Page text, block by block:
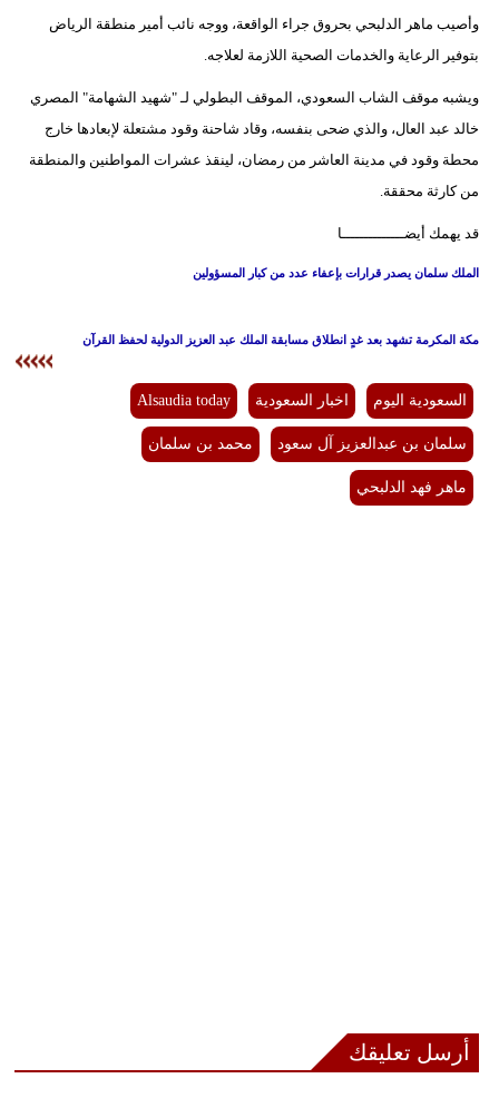
وأصيب ماهر الدلبحي بحروق جراء الواقعة، ووجه نائب أمير منطقة الرياض
بتوفير الرعاية والخدمات الصحية اللازمة لعلاجه.
ويشبه موقف الشاب السعودي، الموقف البطولي لـ "شهيد الشهامة" المصري
خالد عبد العال، والذي ضحى بنفسه، وقاد شاحنة وقود مشتعلة لإبعادها خارج
محطة وقود في مدينة العاشر من رمضان، لينقذ عشرات المواطنين والمنطقة
من كارثة محققة.
قد يهمك أيضــــــــــــــا
الملك سلمان يصدر قرارات بإعفاء عدد من كبار المسؤولين
مكة المكرمة تشهد بعد غدٍ انطلاق مسابقة الملك عبد العزيز الدولية لحفظ القرآن
السعودية اليوم اخبار السعودية Alsaudia today
سلمان بن عبدالعزيز آل سعود محمد بن سلمان
ماهر فهد الدلبحي
أرسل تعليقك